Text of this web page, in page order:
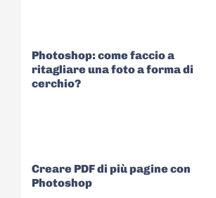
Photoshop: come faccio a
ritagliare una foto a forma di
cerchio?
Creare PDF di più pagine con
Photoshop